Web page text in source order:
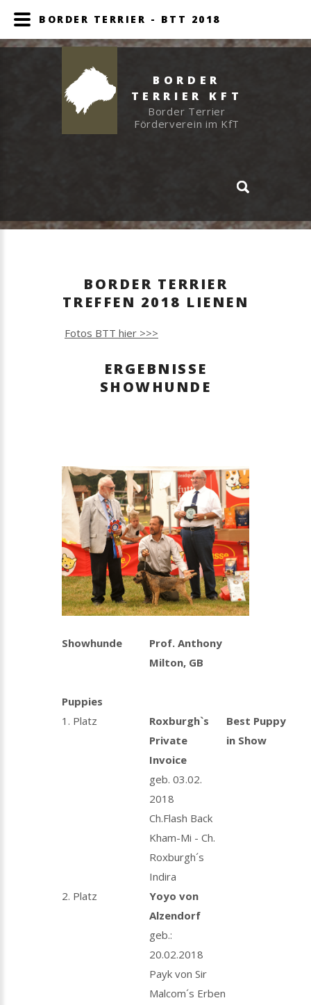
BORDER
TERRIER KFT
Border Terrier
Förderverein im KfT
BORDER TERRIER
TREFFEN 2018 LIENEN
Fotos BTT hier >>>
ERGEBNISSE
SHOWHUNDE
Showhunde
Prof. Anthony
Milton, GB
Puppies
1. Platz
Roxburgh`s
Private
Invoice
geb. 03.02.
2018
Ch.Flash Back
Kham-Mi - Ch.
Roxburgh´s
Indira
Best Puppy
in Show
2. Platz
Yoyo von
Alzendorf
geb.:
20.02.2018
Payk von Sir
Malcom´s Erben
BORDER TERRIER - BTT 2018